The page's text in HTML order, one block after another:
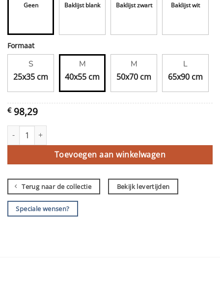
Geen Baklijst blank Baklijst zwart Baklijst wit
Formaat
S
25x35 cm
M
40x55 cm
M
50x70 cm
L
65x90 cm
€98,29
Kraamvisite aantal
Toevoegen aan winkelwagen
Terug naar de collectie Bekijk levertijden
Speciale wensen?